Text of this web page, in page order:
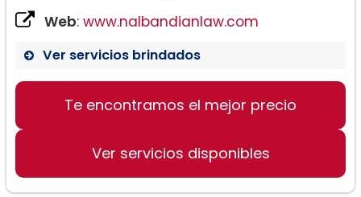
Web: www.nalbandianlaw.com
Ver servicios brindados
Te encontramos el mejor precio
Ver servicios disponibles